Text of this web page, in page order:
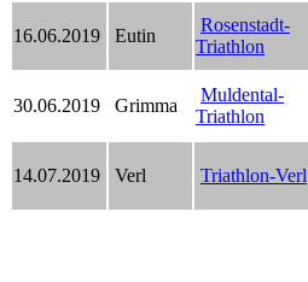
16.06.2019 Eutin
Rosenstadt-
Triathlon
30.06.2019 Grimma
Muldental-
Triathlon
14.07.2019 Verl Triathlon-Verl